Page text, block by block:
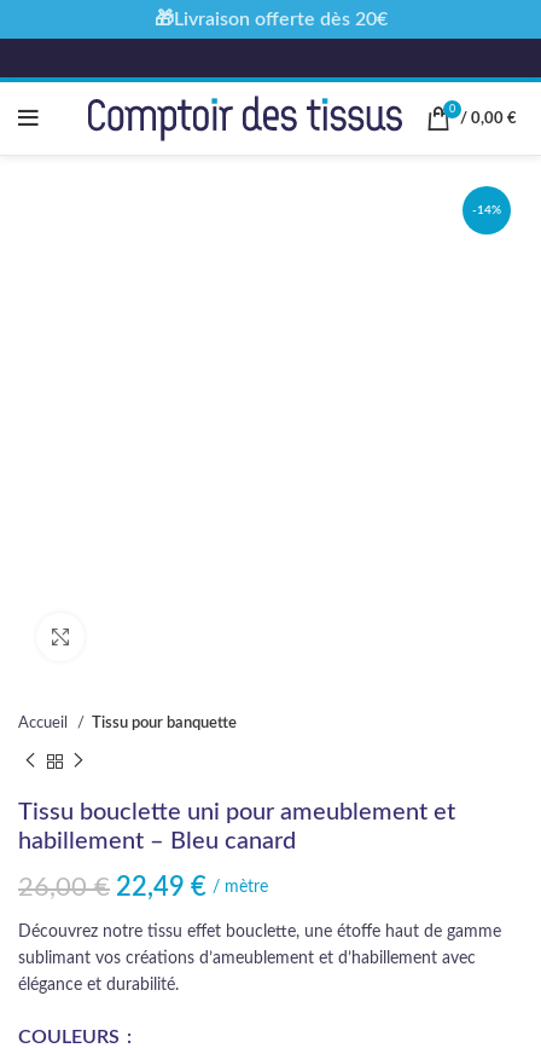
0
/ 0,00 €
-14%
Accueil Tissu pour banquette
Tissu bouclette uni pour ameublement et
habillement – Bleu canard
26,00€
Le prix initial était : 26,00 €.
22,49 €
Le prix actuel est : 22,49 €./ mètre
Découvrez notre tissu effet bouclette, une étoffe haut de gamme
sublimant vos créations d’ameublement et d’habillement avec
élégance et durabilité.
COULEURS
🎁Livraison offerte dès 20€